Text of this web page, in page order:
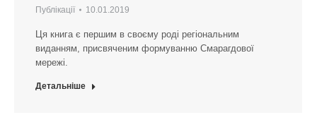
Публікації 10.01.2019
Ця книга є першим в своєму роді регіональним
виданням, присвяченим формуванню Смарагдової
мережі.
Детальніше